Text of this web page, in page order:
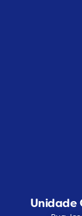
Unidade